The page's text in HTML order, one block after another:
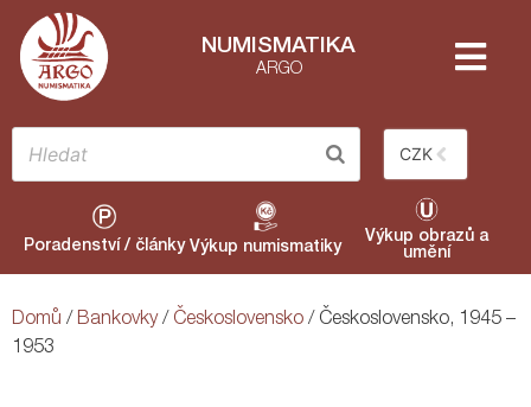
NUMISMATIKA
ARGO
CZK
Poradenství / články Výkup numismatiky
Výkup obrazů a
umění
Domů / Bankovky/ Československo / Československo, 1945 –
1953